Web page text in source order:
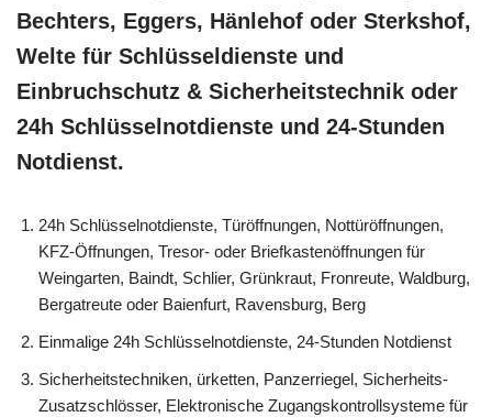
Bechters, Eggers, Hänlehof oder Sterkshof,
Welte für Schlüsseldienste und
Einbruchschutz & Sicherheitstechnik oder
24h Schlüsselnotdienste und 24-Stunden
Notdienst.
24h Schlüsselnotdienste, Türöffnungen, Nottüröffnungen,
KFZ-Öffnungen, Tresor- oder Briefkastenöffnungen für
Weingarten, Baindt, Schlier, Grünkraut, Fronreute, Waldburg,
Bergatreute oder Baienfurt, Ravensburg, Berg
Einmalige 24h Schlüsselnotdienste, 24-Stunden Notdienst
Sicherheitstechniken, ürketten, Panzerriegel, Sicherheits-
Zusatzschlösser, Elektronische Zugangskontrollsysteme für